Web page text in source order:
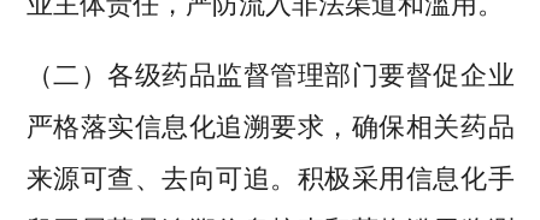
（二）各级药品监督管理部门要督促企业
严格落实信息化追溯要求，确保相关药品
来源可查、去向可追。积极采用信息化手